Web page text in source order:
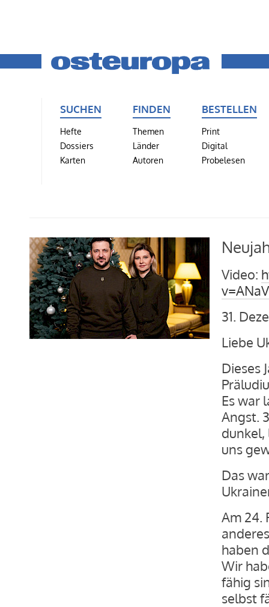
SUCHEN
Hefte
Dossiers
Karten
FINDEN
Themen
Länder
Autoren
BESTELLEN
Print
Digital
Probelesen
Video:
31.
Liebe
Dieses
Es war
Angst.
dunkel,
uns
Das
Am 24.
haben
Wir
fähig
selbst